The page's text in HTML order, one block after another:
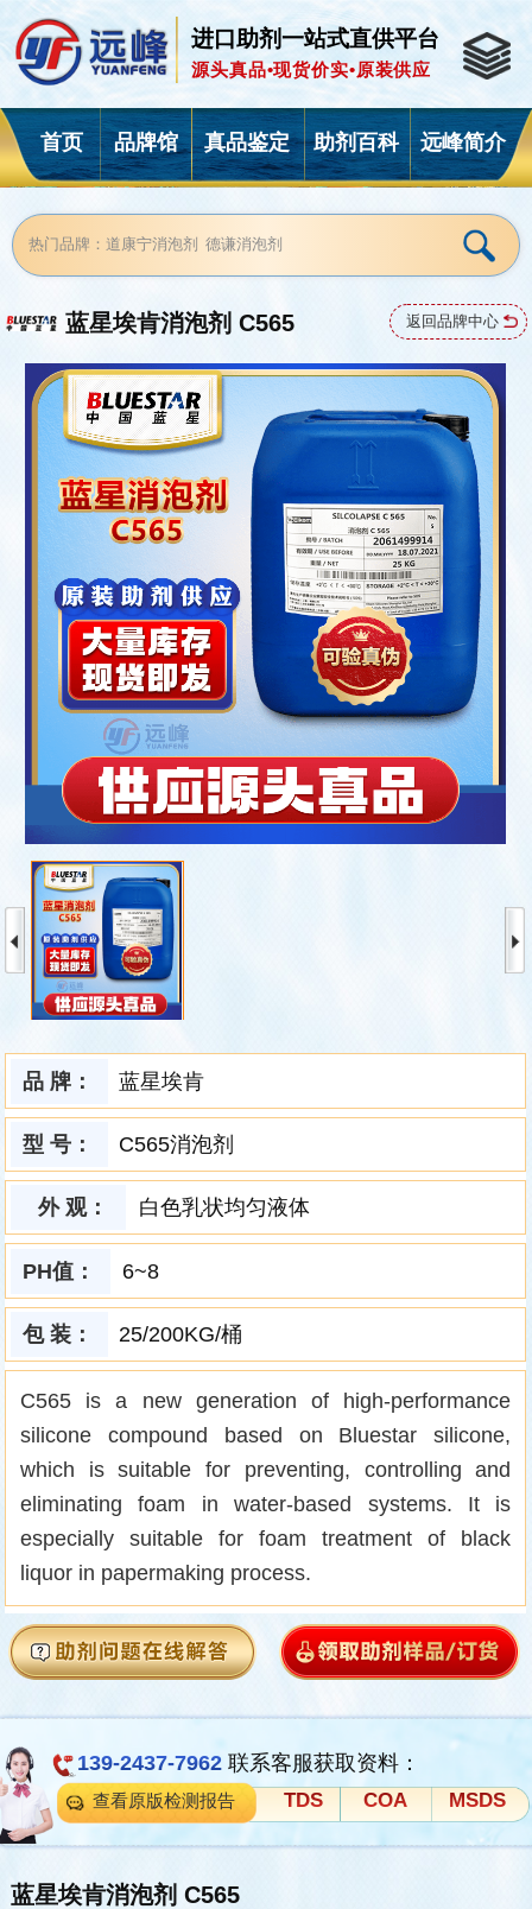
进口助剂一站式直供平台
源头真品•现货价实•原装供应
首页 品牌馆 真品鉴定 助剂百科 远峰简介
蓝星埃肯消泡剂 C565 返回品牌中心
品 牌： 蓝星埃肯
型 号： C565消泡剂
外 观： 白色乳状均匀液体
PH值： 6~8
包 装： 25/200KG/桶
C565 is a new generation of high-performance
silicone compound based on Bluestar silicone,
which is suitable for preventing, controlling and
eliminating foam in water-based systems. It is
especially suitable for foam treatment of black
liquor in papermaking process.
139-2437-7962联系客服获取资料：
查看原版检测报告 TDS COA MSDS
蓝星埃肯消泡剂 C565